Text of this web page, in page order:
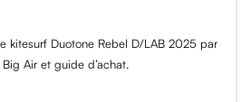
kitesurf Duotone Rebel D/LAB 2025 par
Air et guide d’achat.